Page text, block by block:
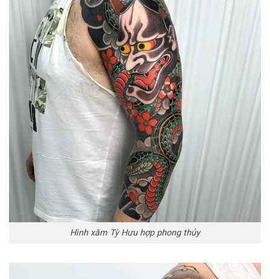
Hình xăm Tỳ Hưu hợp phong thủy